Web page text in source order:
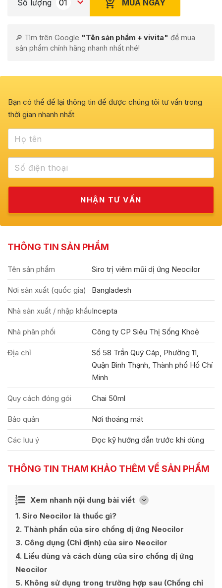
Số lượng MUA NGAY
🔎 Tìm trên Google "Tên sản phẩm + vivita" để mua
sản phẩm chính hãng nhanh nhất nhé!
Bạn có thể để lại thông tin để được chúng tôi tư vấn trong
thời gian nhanh nhất
THÔNG TIN SẢN PHẨM
Tên sản phẩm Siro trị viêm mũi dị ứng Neocilor
Nơi sản xuất (quốc gia) Bangladesh
Nhà sản xuất / nhập khẩuIncepta
Nhà phân phối Công ty CP Siêu Thị Sống Khoẻ
Địa chỉ
Số 58 Trần Quý Cáp, Phường 11,
Quận Bình Thạnh, Thành phố Hồ Chí
Minh
Quy cách đóng gói Chai 50ml
Bảo quản Nơi thoáng mát
Các lưu ý Đọc kỹ hướng dẫn trước khi dùng
THÔNG TIN THAM KHẢO THÊM VỀ SẢN PHẨM
Xem nhanh nội dung bài viết [
Ẩn
1 Siro Neocilor là thuốc gì?
2 Thành phần của siro chống dị ứng Neocilor
3 Công dụng (Chỉ định) của siro Neocilor
4 Liều dùng và cách dùng của siro chống dị ứng
Neocilor
5 Không sử dụng trong trường hợp sau (Chống chỉ